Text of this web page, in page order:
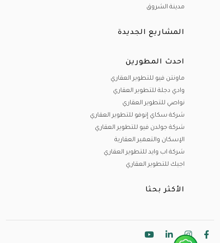
مدينة الشروق
المشاريع الجديدة
احدث المطورين
ماونتن فيو للتطوير العقاري
وادي دجلة للتطوير العقاري
نواصي للتطوير العقاري
شركة سكاي إنوفو للتطوير العقاري
شركة جولدن فيو للتطوير العقاري
الإسكان والتعمير العقارية
شركة اب وايد للتطوير العقاري
اجيك للتطوير العقاري
الأكثر بحثا